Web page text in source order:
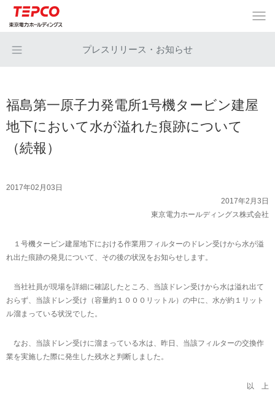
プレスリリース・お知らせ
福島第一原子力発電所1号機タービン建屋
地下において水が溢れた痕跡について
（続報）
2017年02月03日
2017年2月3日
東京電力ホールディングス株式会社
１号機タービン建屋地下における作業用フィルターのドレン受けから水が溢
れ出た痕跡の発見について、その後の状況をお知らせします。
当社社員が現場を詳細に確認したところ、当該ドレン受けから水は溢れ出て
おらず、当該ドレン受け（容量約１０００リットル）の中に、水が約１リット
ル溜まっている状況でした。
なお、当該ドレン受けに溜まっている水は、昨日、当該フィルターの交換作
業を実施した際に発生した残水と判断しました。
以 上